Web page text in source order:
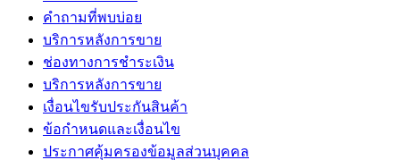
คำถามที่พบบ่อย
บริการหลังการขาย
ช่องทางการชำระเงิน
บริการหลังการขาย
เงื่อนไขรับประกันสินค้า
ข้อกำหนดและเงื่อนไข
ประกาศคุ้มครองข้อมูลส่วนบุคคล